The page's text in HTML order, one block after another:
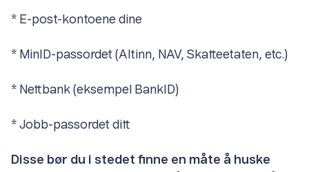
* E-post-kontoene dine
* MinID-passordet (Altinn, NAV, Skatteetaten, etc.)
* Nettbank (eksempel BankID)
* Jobb-passordet ditt
Disse bør du i stedet finne en måte å huske